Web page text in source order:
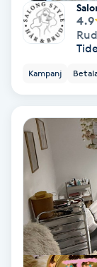
Skönhet
Spa
Spa manikyr &
Spa-manikyr
Spa-pedikyr
4.9
Kampanj